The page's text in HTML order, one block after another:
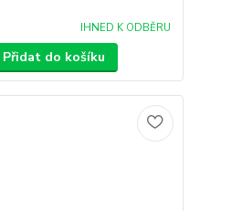
IHNED K ODBĚRU
Přidat do košíku